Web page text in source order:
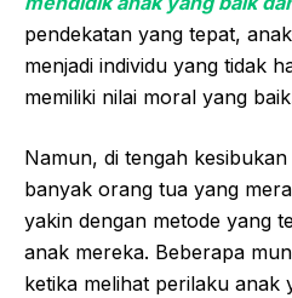
pendekatan yang tepat,
menjadi individu yang tidak
memiliki nilai moral yang
Namun, di tengah
banyak orang tua yang
yakin dengan metode yang
anak mereka. Beberapa
ketika melihat perilaku anak